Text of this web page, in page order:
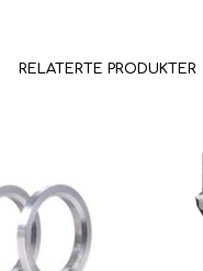
RELATERTE PRODUKTER